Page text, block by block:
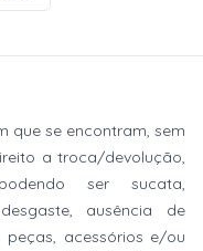
que se encontram, sem
a troca/devolução,
ser sucata,
ausência de
acessórios e/ou